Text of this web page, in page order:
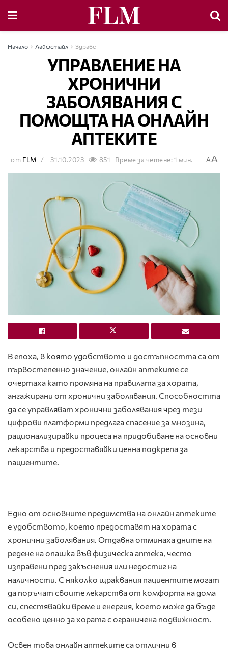
Начало Лайфстайл Здраве
УПРАВЛЕНИЕ НА
ХРОНИЧНИ
ЗАБОЛЯВАНИЯ С
ПОМОЩТА НА ОНЛАЙН
АПТЕКИТЕ
от FLM 31.10.2023 851 Време за четене: 1 мин. AA
В епоха, в която удобството и достъпността са от
първостепенно значение, онлайн аптеките се
очертаха като промяна на правилата за хората,
ангажирани от хронични заболявания. Способността
да се управляват хронични заболявания чрез тези
цифрови платформи предлага спасение за мнозина,
рационализирайки процеса на придобиване на основни
лекарства и предоставяйки ценна подкрепа за
пациентите.
Едно от основните предимства на онлайн аптеките
е удобството, което предоставят на хората с
хронични заболявания. Отдавна отминаха дните на
редене на опашка във физическа аптека, често
изправени пред закъснения или недостиг на
наличности. С няколко щраквания пациентите могат
да поръчат своите лекарства от комфорта на дома
си, спестявайки време и енергия, което може да бъде
особено ценно за хората с ограничена подвижност.
Освен това онлайн аптеките са отлични в